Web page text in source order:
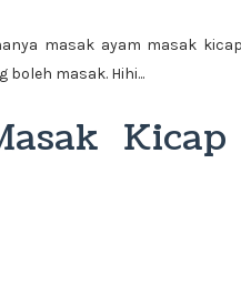
masak ayam masak
masak. Hihi...